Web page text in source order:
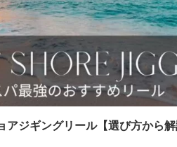
アジギングリール【選び方から解